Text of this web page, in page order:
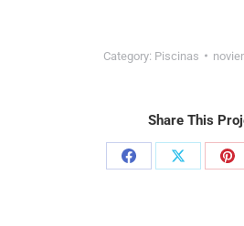
Category: Piscinas
Share This
Share
Share